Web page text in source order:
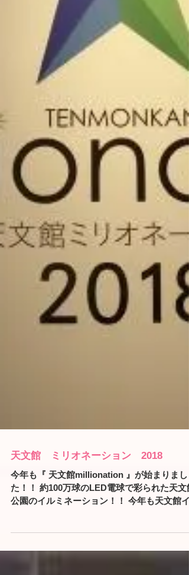
天文館 ミリオネーション 2018
今年も『 天文館millionation 』が始まりまし
た！！ 約100万球のLED電球で彩られた天文
ミネーションは幻想的でした。 かわいいキャ